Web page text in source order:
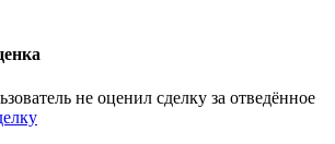
не оценил сделку за отведённое